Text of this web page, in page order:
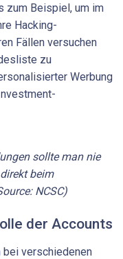
zum Beispiel, um im
Hacking-
Fällen versuchen
zu
Werbung
sollte man nie
direkt beim
NCSC)
der Accounts
bei verschiedenen